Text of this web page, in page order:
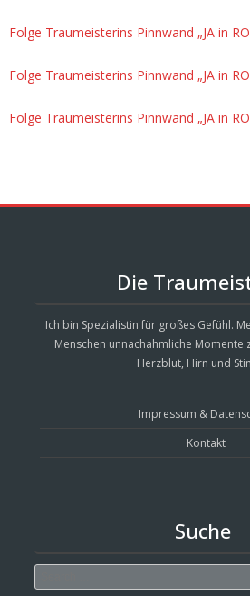
Folge Traumeisterins Pinnwand „JA in
Folge Traumeisterins Pinnwand „JA in
Folge Traumeisterins Pinnwand „JA in
Die
Ich bin Spezialistin für großes Gefühl.
Menschen unnachahmliche Momente
Herzblut, Hirn und
Impressum &
Kontakt
Suche